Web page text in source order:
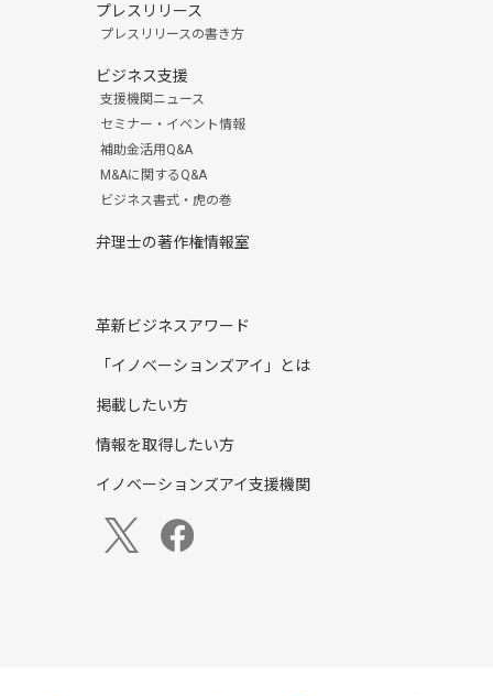
プレスリリース
プレスリリースの書き方
ビジネス支援
支援機関ニュース
セミナー・イベント情報
補助金活用Q&A
M&Aに関するQ&A
ビジネス書式・虎の巻
弁理士の著作権情報室
革新ビジネスアワード
「イノベーションズアイ」とは
掲載したい方
情報を取得したい方
イノベーションズアイ支援機関